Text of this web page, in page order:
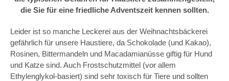
die Sie für eine friedliche Adventszeit kennen sollten.
Leider ist so manche Leckerei aus der Weihnachtsbäckerei
gefährlich für unsere Haustiere, da Schokolade (und Kakao),
Rosinen, Bittermandeln und Macadamianüsse giftig für Hund
und Katze sind. Auch Frostschutzmittel (vor allem
Ethylenglykol-basiert) sind sehr toxisch für Tiere und sollten